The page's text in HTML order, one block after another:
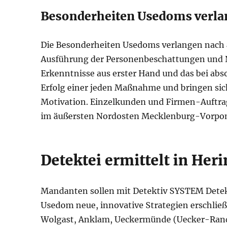
Besonderheiten Usedoms
Die Besonderheiten Usedoms verlangen
Ausführung der Personenbeschattungen
Erkenntnisse aus erster Hand und das bei
Erfolg einer jeden Maßnahme und bringen
Motivation. Einzelkunden und Firmen-
im äußersten Nordosten Mecklenburg-
Detektei ermittelt in
Mandanten sollen mit Detektiv SYSTEM
Usedom neue, innovative Strategien
Wolgast, Anklam, Ueckermünde (Uecker-